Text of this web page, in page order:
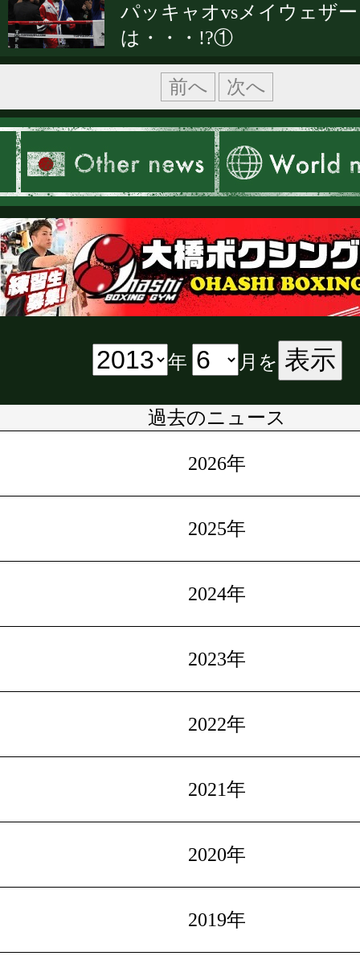
パッキャオvsメイウェザー
は・・・!?①
前へ 次へ
年 月を 表示
過去のニュース
2026年
2025年
2024年
2023年
2022年
2021年
2020年
2019年